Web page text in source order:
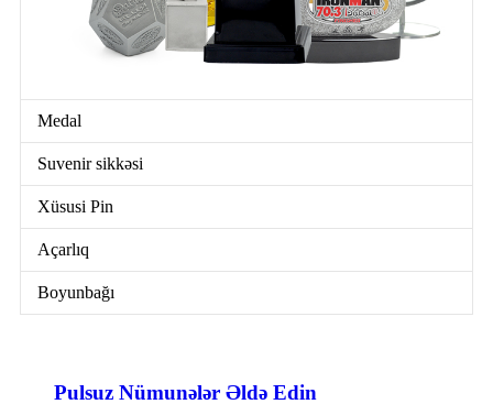
Medal
Suvenir sikkəsi
Xüsusi Pin
Açarlıq
Boyunbağı
Pulsuz Nümunələr Əldə Edin